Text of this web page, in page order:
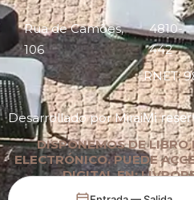
Rua de Camões,
106
4810-
442
RNET:
Desarrollado porMiraiMi
DISPONEMOS DE LIBRO
ELECTRÓNICO. PUEDE
DIGITAL EN: